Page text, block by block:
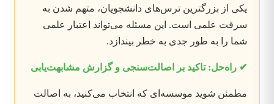
یکی از بزرگترین ترس‌های دانشجویان، متهم شدن به
سرقت علمی است. این مسئله می‌تواند اعتبار علمی
شما را به طور جدی به خطر بیندازد.
✔ راه‌حل: تاکید بر اصالت‌سنجی و گزارش مشابهت‌یابی
مطمئن شوید موسسه‌ای که انتخاب می‌کنید، به اصالت